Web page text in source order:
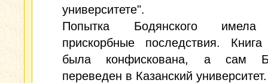
университете".
Попытка Бодянского имела
прискорбные последствия.
была конфискована, а сам
переведен в Казанский университет.